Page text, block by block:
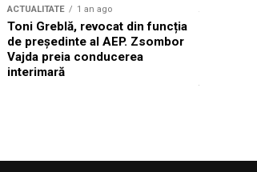
ACTUALITATE 1 an ago
Toni Greblă, revocat din funcția
de președinte al AEP. Zsombor
Vajda preia conducerea
interimară